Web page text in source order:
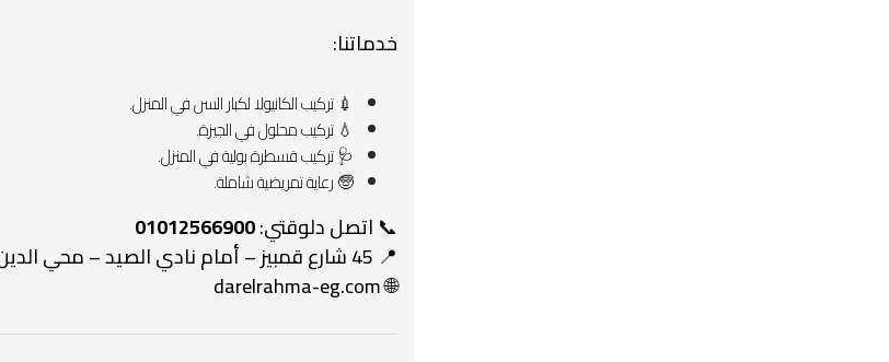
خدماتنا:
💉 تركيب الكانيولا لكبار السن في المنزل.
💧 تركيب محلول في الجيزة.
🩺 تركيب قسطرة بولية في المنزل.
🧓 رعاية تمريضية شاملة.
📞 اتصل دلوقتي:01012566900
📍 45 شارع قمبيز – أمام نادي الصيد – محي الدين أبو العز – الدقي – الجيزة
🌐
darelrahma-eg.com